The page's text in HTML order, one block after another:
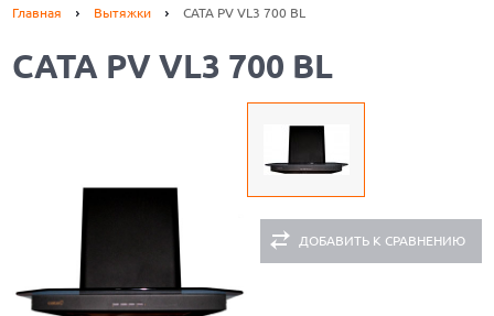
Главная Вытяжки CATA PV VL3 700 BL
CATA PV VL3 700 BL
ДОБАВИТЬ К СРАВНЕНИЮ